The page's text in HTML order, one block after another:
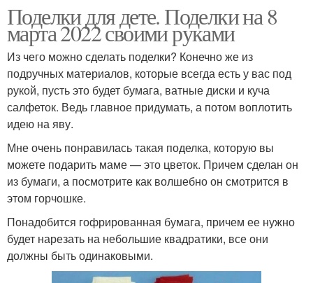
Поделки для дете. Поделки на 8
марта 2022 своими руками
Из чего можно сделать поделки? Конечно же из
подручных материалов, которые всегда есть у вас под
рукой, пусть это будет бумага, ватные диски и куча
салфеток. Ведь главное придумать, а потом воплотить
идею на яву.
Мне очень понравилась такая поделка, которую вы
можете подарить маме — это цветок. Причем сделан он
из бумаги, а посмотрите как волшебно он смотрится в
этом горчошке.
Понадобится гофрированная бумага, причем ее нужно
будет нарезать на небольшие квадратики, все они
должны быть одинаковыми.